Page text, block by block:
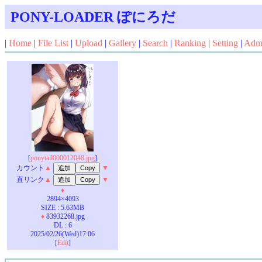
PONY-LOADER ぽにろだ
| Home | File List | Upload | Gallery | Search | Ranking | Setting |
[ponytail000012048.jpg]
カウント ▲
▼
直リンク ▲
▼
♦
2894×4093
SIZE : 5.63MB
♦83932268.jpg
DL : 6
2025/02/26(Wed)17:06
[Edit]